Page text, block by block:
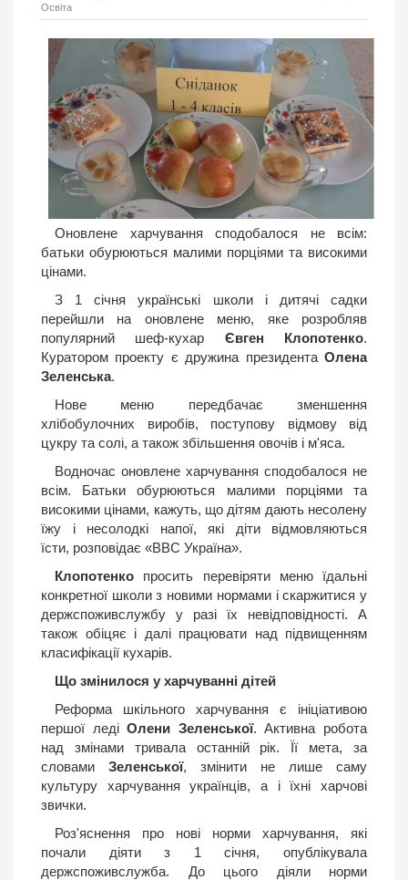
Освіта
Оновлене харчування сподобалося не всім:
батьки обурюються малими порціями та високими
цінами.
З 1 січня українські школи і дитячі садки
перейшли на оновлене меню, яке розробляв
популярний шеф-кухар Євген Клопотенко.
Куратором проекту є дружина президента Олена
Зеленська.
Нове меню передбачає зменшення
хлібобулочних виробів, поступову відмову від
цукру та солі, а також збільшення овочів і м'яса.
Водночас оновлене харчування сподобалося не
всім. Батьки обурюються малими порціями та
високими цінами, кажуть, що дітям дають несолену
їжу і несолодкі напої, які діти відмовляються
їсти, розповідає «ВВС Україна».
Клопотенко просить перевіряти меню їдальні
конкретної школи з новими нормами і скаржитися у
держспоживслужбу у разі їх невідповідності. А
також обіцяє і далі працювати над підвищенням
класифікації кухарів.
Що змінилося у харчуванні дітей
Реформа шкільного харчування є ініціативою
першої ледіОлени Зеленської. Активна робота
над змінами тривала останній рік. Її мета, за
словами Зеленської, змінити не лише саму
культуру харчування українців, а і їхні харчові
звички.
Роз'яснення про нові норми харчування, які
почали діяти з 1 січня, опублікувала
держспоживслужба. До цього діяли норми